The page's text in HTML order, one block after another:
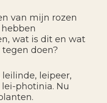
van mijn rozen
wat is dit en wat
doen?
leipeer,
photinia. Nu